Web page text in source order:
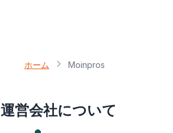
ホーム Moinpros
運営会社について